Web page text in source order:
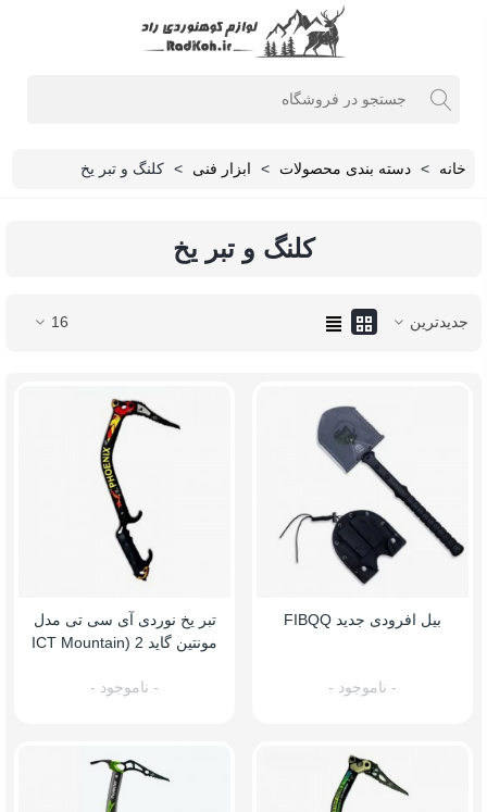
خانه > دسته بندی محصولات > ابزار فنی > کلنگ و تبر یخ
کلنگ و تبر یخ
جدیدترین 16
بیل افرودی جدید FIBQQ
- ناموجود -
تبر یخ نوردی آی سی تی مدل
مونتین گاید 2 (ICT Mountain
- ناموجود -